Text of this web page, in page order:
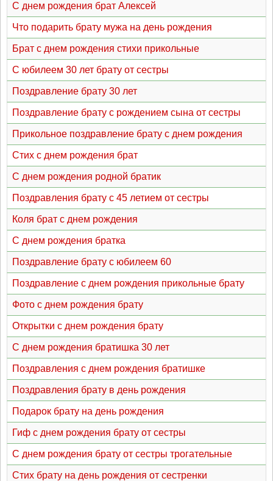
С днем рождения брат Алексей
Что подарить брату мужа на день рождения
Брат с днем рождения стихи прикольные
С юбилеем 30 лет брату от сестры
Поздравление брату 30 лет
Поздравление брату с рождением сына от сестры
Прикольное поздравление брату с днем рождения
Стих с днем рождения брат
С днем рождения родной братик
Поздравления брату с 45 летием от сестры
Коля брат с днем рождения
С днем рождения братка
Поздравление брату с юбилеем 60
Поздравление с днем рождения прикольные брату
Фото с днем рождения брату
Открытки с днем рождения брату
С днем рождения братишка 30 лет
Поздравления с днем рождения братишке
Поздравления брату в день рождения
Подарок брату на день рождения
Гиф с днем рождения брату от сестры
С днем рождения брату от сестры трогательные
Стих брату на день рождения от сестренки